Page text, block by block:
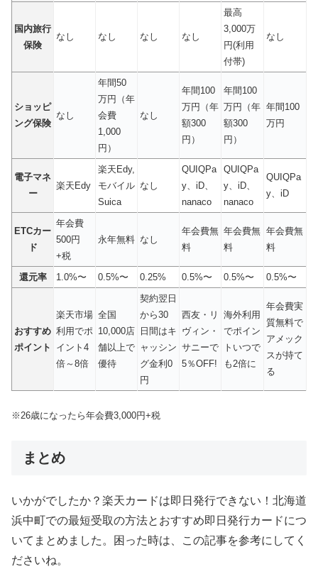
国内旅行
保険
なし なし なし なし
最高
3,000万
円(利用
付帯)
なし
ショッピ
ング保険
なし
年間50
万円（年
会費
1,000
円）
なし
年間100
万円（年
額300
円）
年間100
万円（年
額300
円）
年間100
万円
電子マネ
ー
楽天Edy
楽天Edy,
モバイル
Suica
なし
QUIQPa
y、iD、
nanaco
QUIQPa
y、iD、
nanaco
QUIQPa
y、iD
ETCカー
ド
年会費
500円
+税
永年無料 なし
年会費無
料
年会費無
料
年会費無
料
還元率 1.0%〜 0.5%〜 0.25% 0.5%〜 0.5%〜 0.5%〜
おすすめ
ポイント
楽天市場
利用でポ
イント4
倍～8倍
全国
10,000店
舗以上で
優待
契約翌日
から30
日間はキ
ャッシン
グ金利0
円
西友・リ
ヴィン・
サニーで
5％OFF!
海外利用
でポイン
トいつで
も2倍に
年会費実
質無料で
アメック
スが持て
る
※26歳になったら年会費3,000円+税
まとめ
いかがでしたか？楽天カードは即日発行できない！北海道
浜中町での最短受取の方法とおすすめ即日発行カードにつ
いてまとめました。困った時は、この記事を参考にしてく
ださいね。